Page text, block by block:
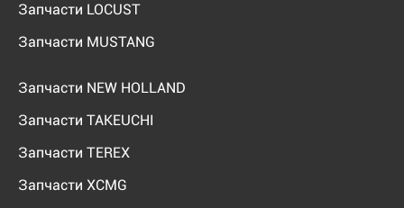
Запчасти LOCUST
Запчасти MUSTANG
Запчасти NEW HOLLAND
Запчасти TAKEUCHI
Запчасти TEREX
Запчасти XCMG